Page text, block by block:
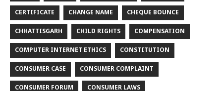
CERTIFICATE CHANGE NAME CHEQUE BOUNCE
CHHATTISGARH CHILD RIGHTS COMPENSATION
COMPUTER INTERNET ETHICS CONSTITUTION
CONSUMER CASE CONSUMER COMPLAINT
CONSUMER FORUM CONSUMER LAWS